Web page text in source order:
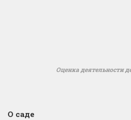
Оценка деятельности
О саде